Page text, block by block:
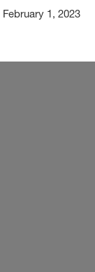
February 1, 2023